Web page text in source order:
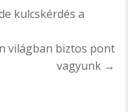
kulcskérdés a
világban biztos pont
vagyunk →